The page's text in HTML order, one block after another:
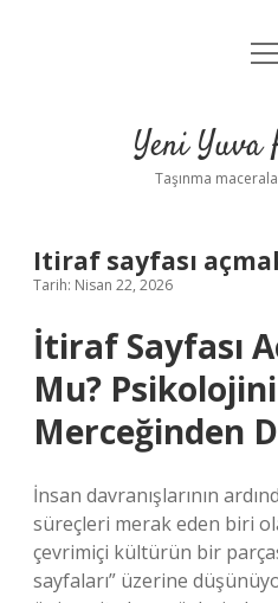
Yasal
Yeni Yuva
Taşınma
Itiraf sayfası
Tarih: Nisan 22, 2026
İtiraf Sayfası
Mu?
Merceğinden
İnsan davranışlarının
süreçleri merak eden biri
çevrimiçi kültürün bir
sayfaları” üzerine